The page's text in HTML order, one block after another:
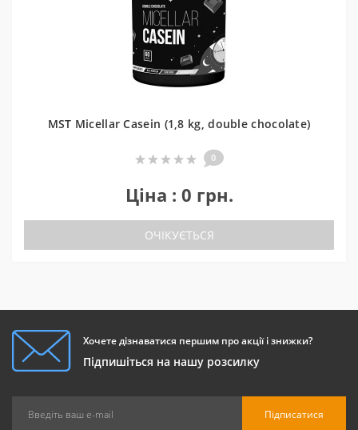
MST Micellar Casein (1,8 kg, double chocolate)
0
Ціна : 0 грн.
ОЧІКУЄТЬСЯ
Хочете дізнаватися першим про акції і знижки?
Підпишіться на нашу розсилку
Підписатися